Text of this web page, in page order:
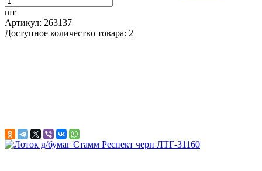
шт
Артикул: 263137
Доступное количество товара: 2